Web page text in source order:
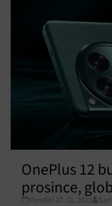
OnePlus 12
prosince,
Pondělí 27. 11. 2023